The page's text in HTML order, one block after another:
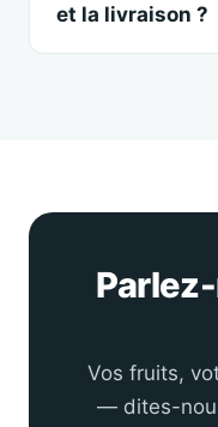
et la livraison ?
Vos fruits,
— dites-